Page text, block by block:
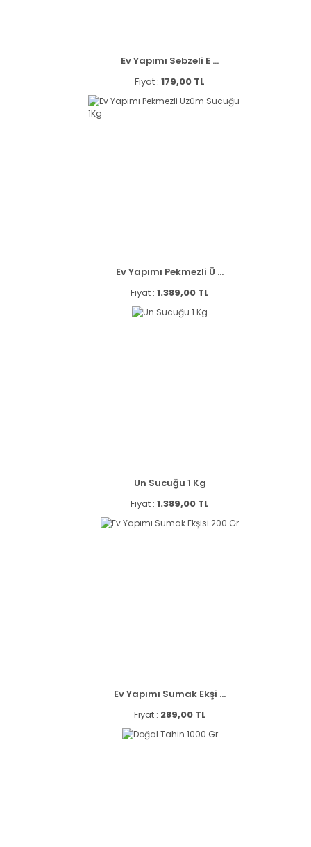
Ev Yapımı Sebzeli E ...
Fiyat : 179,00 TL
Ev Yapımı Pekmezli Ü ...
Fiyat : 1.389,00 TL
Un Sucuğu 1 Kg
Fiyat : 1.389,00 TL
Ev Yapımı Sumak Ekşi ...
Fiyat : 289,00 TL